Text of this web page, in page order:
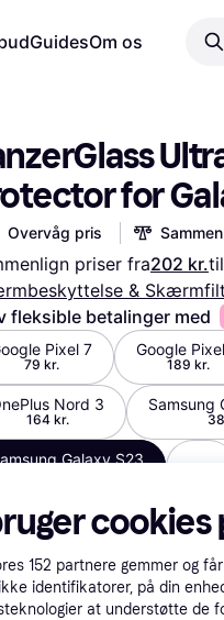
GuidesOm os
for
Overvåg pris
priser fra202 kr.til
&
fleksible betalinger med
Pixel 7
79 kr.
Google
189 kr.
Nord 3
164 kr.
Samsung
Galaxy S23
cookies
152 partnere gemmer og
identifikatorer, på din
at understøtte de